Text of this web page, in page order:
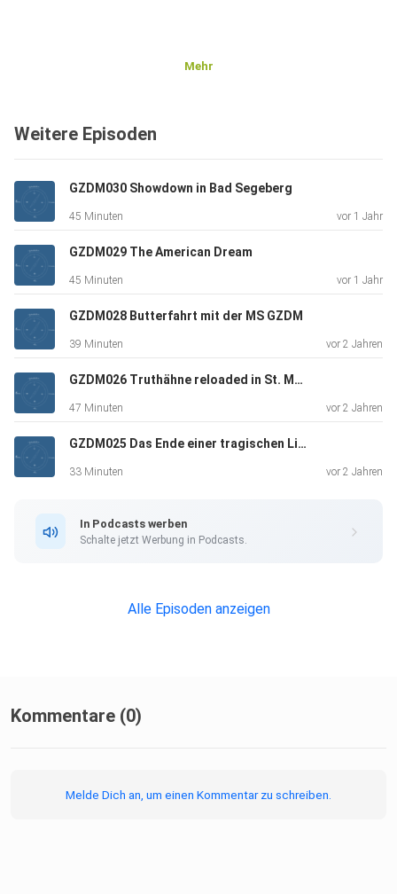
Mehr
Weitere Episoden
GZDM030 Showdown in Bad Segeberg
45 Minuten vor 1 Jahr
GZDM029 The American Dream
45 Minuten vor 1 Jahr
GZDM028 Butterfahrt mit der MS GZDM
39 Minuten vor 2 Jahren
GZDM026 Truthähne reloaded in St. Marien
47 Minuten vor 2 Jahren
GZDM025 Das Ende einer tragischen Liebe
33 Minuten vor 2 Jahren
In Podcasts werben
Schalte jetzt Werbung in Podcasts.
Alle Episoden anzeigen
Kommentare (0)
Melde Dich an, um einen Kommentar zu schreiben.